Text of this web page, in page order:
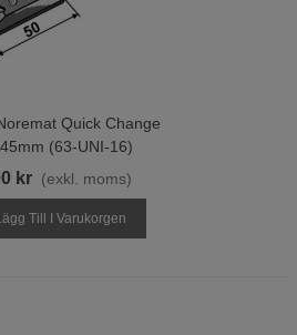
Quick Change
(63-UNI-16)
kr (exkl. moms)
Till I Varukorgen